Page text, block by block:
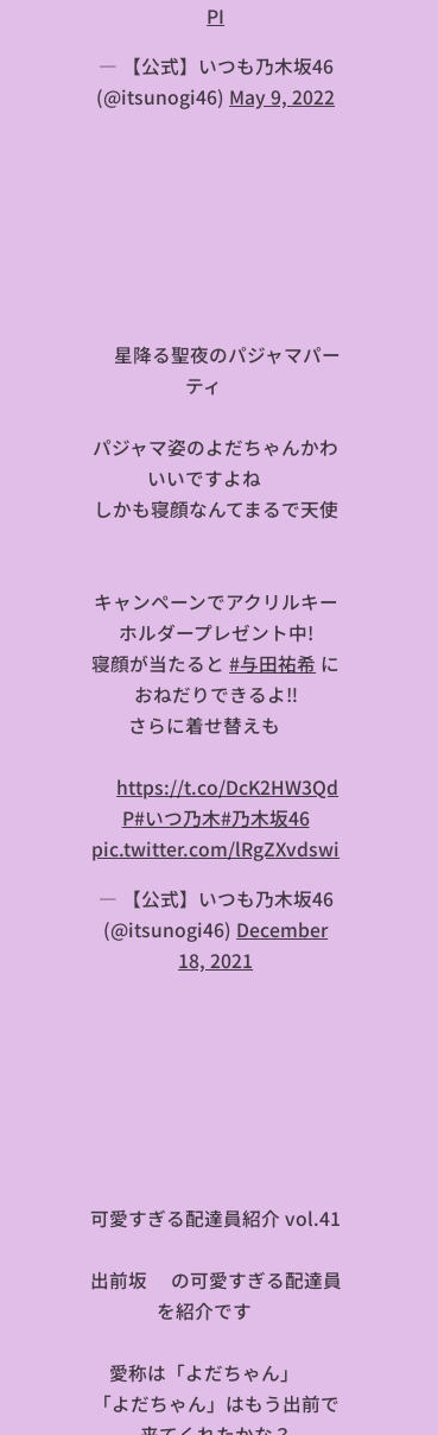
PI
— 【公式】いつも乃木坂46
(@itsunogi46) May 9, 2022
🎄星降る聖夜のパジャマパー
ティ🎄
パジャマ姿のよだちゃんかわ
いいですよね😻
しかも寝顔なんてまるで天使
キャンペーンでアクリルキー
ホルダープレゼント中!
寝顔が当たると#与田祐希 に
おねだりできるよ‼️
さらに着せ替えも✨
https://t.co/DcK2HW3Qd
P#いつ乃木#乃木坂46
pic.twitter.com/lRgZXvdswi
— 【公式】いつも乃木坂46
(@itsunogi46) December
18, 2021
可愛すぎる配達員紹介 vol.41
出前坂🚲の可愛すぎる配達員
を紹介です😍
愛称は「よだちゃん」✨
「よだちゃん」はもう出前で